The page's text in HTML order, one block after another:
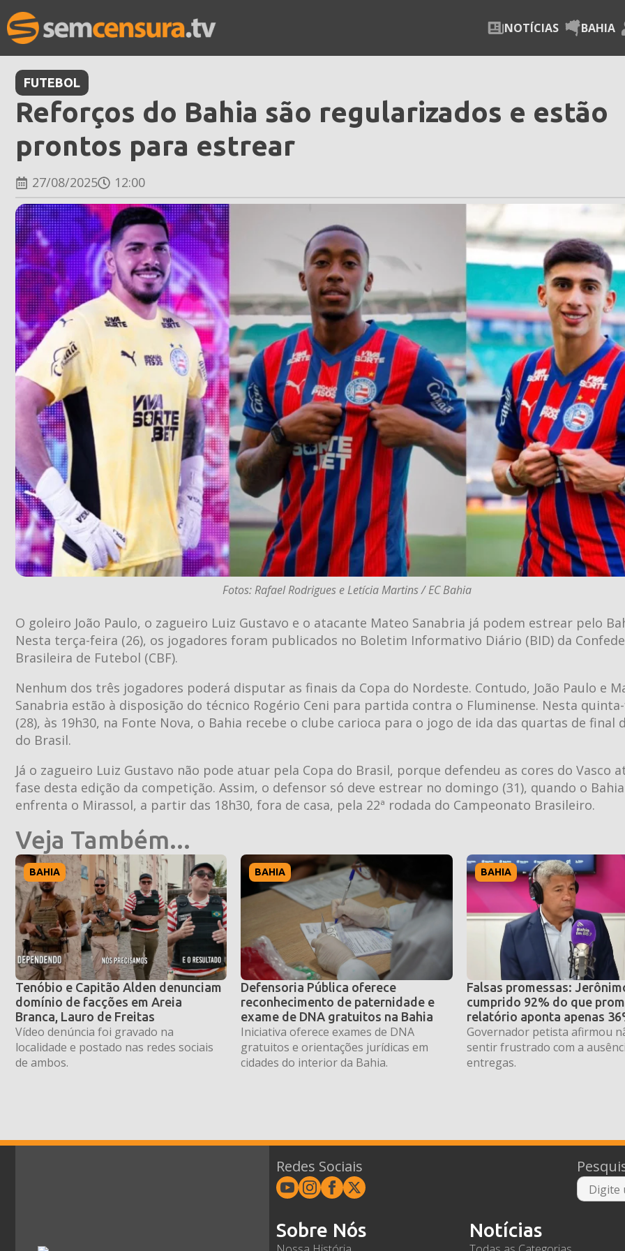
NOTÍCIAS BAHIA
FUTEBOL
Reforços do Bahia são regularizados e estão
prontos para estrear
27/08/2025 12:00
Fotos: Rafael Rodrigues e Letícia Martins / EC Bahia
O goleiro João Paulo, o zagueiro Luiz Gustavo e o atacante Mateo Sanabria já podem estrear pelo
Nesta terça-feira (26), os jogadores foram publicados no Boletim Informativo Diário (BID) da
Brasileira de Futebol (CBF).
Nenhum dos três jogadores poderá disputar as finais da Copa do Nordeste. Contudo, João Paulo e
Sanabria estão à disposição do técnico Rogério Ceni para partida contra o Fluminense. Nesta
(28), às 19h30, na Fonte Nova, o Bahia recebe o clube carioca para o jogo de ida das quartas de final
do Brasil.
Já o zagueiro Luiz Gustavo não pode atuar pela Copa do Brasil, porque defendeu as cores do Vasco
fase desta edição da competição. Assim, o defensor só deve estrear no domingo (31), quando o Bahia
enfrenta o Mirassol, a partir das 18h30, fora de casa, pela 22ª rodada do Campeonato Brasileiro.
Veja Também...
BAHIA
Tenóbio e Capitão Alden denunciam
domínio de facções em Areia
Branca, Lauro de Freitas
Vídeo denúncia foi gravado na
localidade e postado nas redes sociais
de ambos.
BAHIA
Defensoria Pública oferece
reconhecimento de paternidade e
exame de DNA gratuitos na Bahia
Iniciativa oferece exames de DNA
gratuitos e orientações jurídicas em
cidades do interior da Bahia.
BAHIA
Falsas promessas:
cumprido 92% do que
relatório aponta apenas
Governador petista afirmou
sentir frustrado com a
entregas.
Redes Sociais
Sobre Nós Notícias